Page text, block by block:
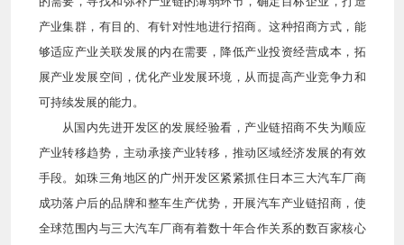
产业集群，有目的、有针对性地进行招商。这种招商方式，能
够适应产业关联发展的内在需要，降低产业投资经营成本，拓
展产业发展空间，优化产业发展环境，从而提高产业竞争力和
可持续发展的能力。
从国内先进开发区的发展经验看，产业链招商不失为顺应
产业转移趋势，主动承接产业转移，推动区域经济发展的有效
手段。如珠三角地区的广州开发区紧紧抓住日本三大汽车厂商
成功落户后的品牌和整车生产优势，开展汽车产业链招商，使
全球范围内与三大汽车厂商有着数十年合作关系的数百家核心